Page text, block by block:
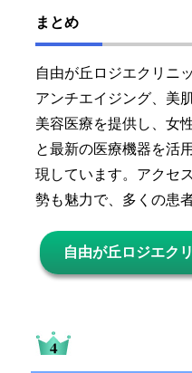
まとめ
自由が丘ロジエクリニ
アンチエイジング、美
美容医療を提供し、女
と最新の医療機器を活
現しています。アクセ
勢も魅力で、多くの患
自由が丘ロジエク